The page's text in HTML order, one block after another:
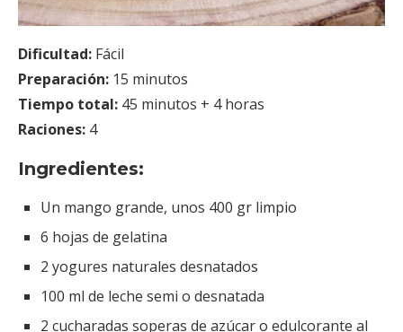
Dificultad: Fácil
Preparación: 15 minutos
Tiempo total: 45 minutos + 4 horas
Raciones: 4
Ingredientes:
Un mango grande, unos 400 gr limpio
6 hojas de gelatina
2 yogures naturales desnatados
100 ml de leche semi o desnatada
2 cucharadas soperas de azúcar o edulcorante al